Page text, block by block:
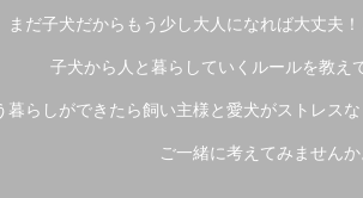
まだ子犬だからもう少し大人になれば大丈夫
子犬から人と暮らしていくルールを教え
暮らしができたら飼い主様と愛犬がストレスな
ご一緒に考えてみませんか